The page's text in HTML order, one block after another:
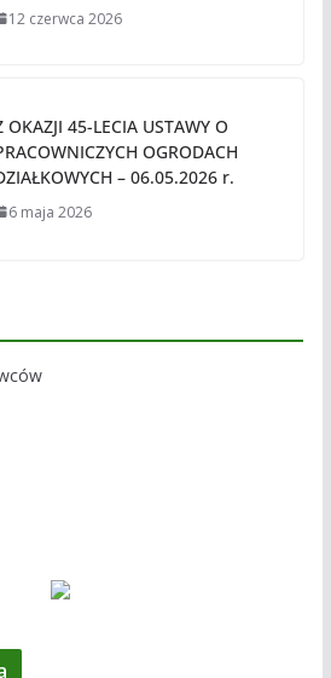
12 czerwca 2026
OKAZJI 45-LECIA USTAWY O
OGRODACH
– 06.05.2026 r.
6 maja 2026